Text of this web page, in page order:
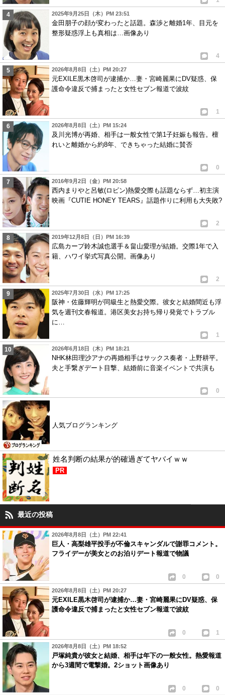
2025年9月25日（木）PM 23:51
金田朋子の顔が変わったと話題。森渉と離婚1年、目元を
整形疑惑浮上も真相は…画像あり
4
2026年8月8日（土）PM 20:27
元EXILE黒木啓司が逮捕か…妻・宮崎麗果にDV疑惑、保
護命令違反で捕まったと女性セブン報道で波紋
1
2026年8月8日（土）PM 15:24
及川光博が再婚、相手は一般女性で第1子妊娠も報告。檀
れいと離婚から約8年、できちゃった結婚に賛否
0
2016年9月2日（金）PM 20:58
西内まりやと呂敏(ロビン)熱愛交際も話題ならず…初主演
映画『CUTIE HONEY TEARS』話題作りに利用も大失敗?
2
2019年12月8日（日）PM 16:39
広島カープ鈴木誠也選手＆畠山愛理が結婚。交際1年で入
籍、ハワイ挙式写真公開。画像あり
2
2025年7月30日（水）PM 17:25
阪神・佐藤輝明が同級生と熱愛交際。彼女と結婚間近も浮
気を週刊文春報道。港区美女お持ち帰り発覚でトラブル
に…
1
2026年6月18日（木）PM 18:21
NHK林田理沙アナの再婚相手はサックス奏者・上野耕平。
夫と手繋ぎデート目撃、結婚前に音楽イベントで共演も
0
人気ブログランキング
姓名判断の結果が的確過ぎてヤバイｗｗ
PR
最近の投稿
2026年8月8日（土）PM 22:41
巨人・高梨雄平投手が不倫スキャンダルで謝罪コメント。
フライデーが美女とのお泊りデート報道で物議
0 0
2026年8月8日（土）PM 20:27
元EXILE黒木啓司が逮捕か…妻・宮崎麗果にDV疑惑、保
護命令違反で捕まったと女性セブン報道で波紋
0 1
2026年8月8日（土）PM 18:52
戸塚純貴が彼女と結婚、相手は年下の一般女性。熱愛報道
から3週間で電撃婚。2ショット画像あり
0 0